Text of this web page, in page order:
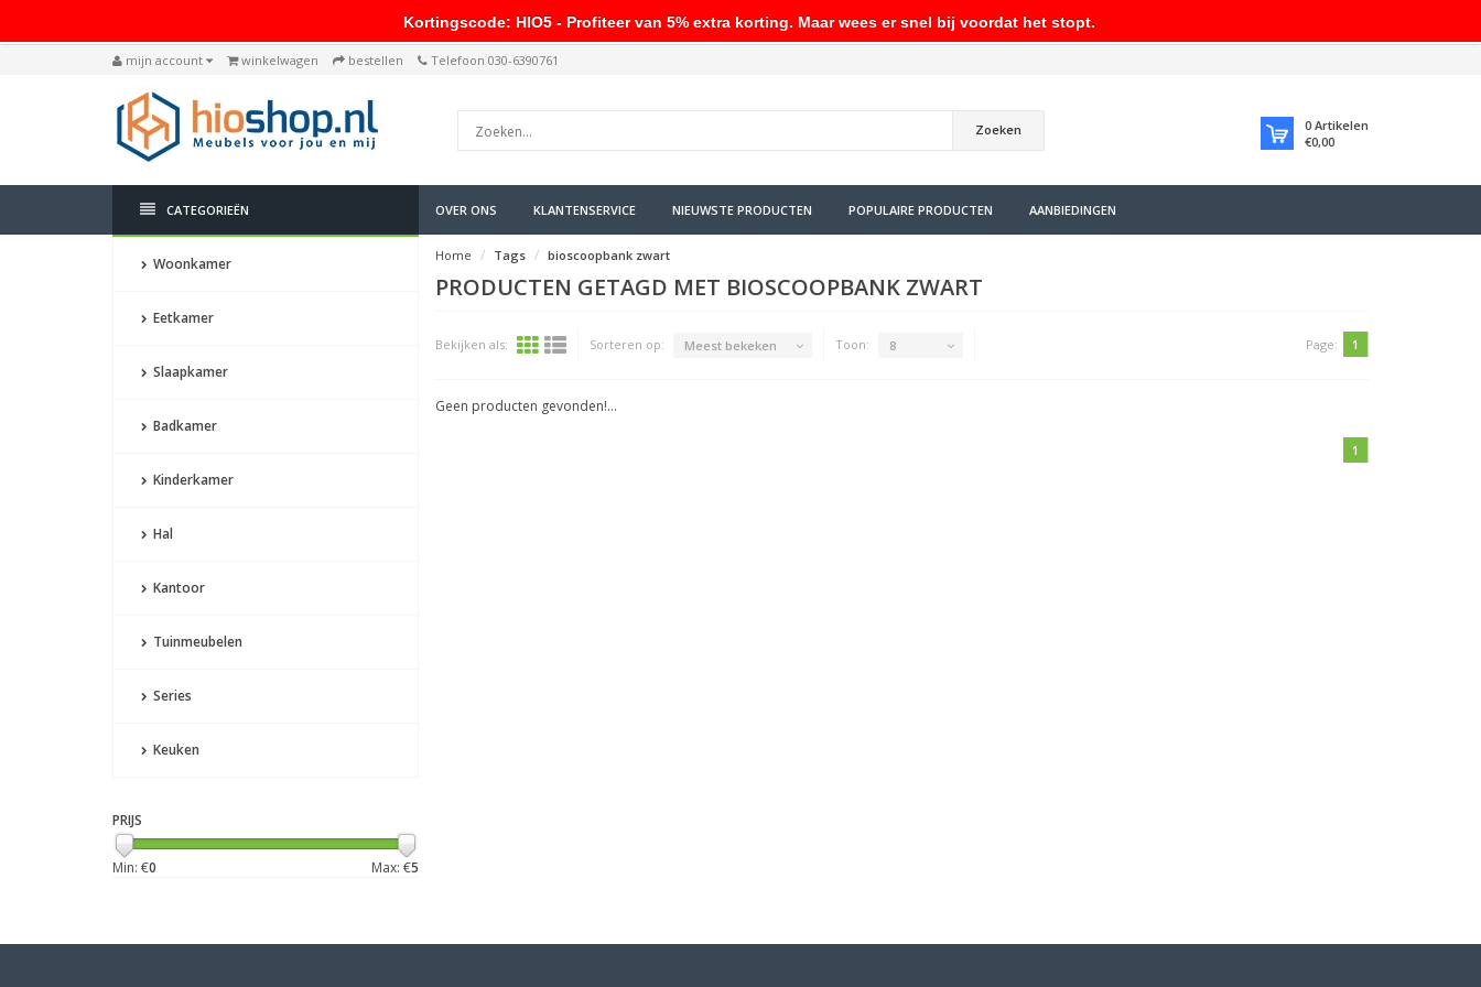
mijn account winkelwagen bestellen Telefoon 030-6390761
Zoeken 0 Artikelen
€0,00
CATEGORIEËN OVER ONS KLANTENSERVICE NIEUWSTE PRODUCTEN POPULAIRE PRODUCTEN AANBIEDINGEN
Woonkamer
Eetkamer
Slaapkamer
Badkamer
Kinderkamer
Hal
Kantoor
Tuinmeubelen
Series
Keuken
PRIJS
Min: €0 Max: €5
Home Tags bioscoopbank zwart
PRODUCTEN GETAGD MET BIOSCOOPBANK ZWART
Bekijken als: Sorteren op: Meest bekeken Toon: 8 Page: 1
Geen producten gevonden!...
1
Kortingscode: HIO5 - Profiteer van 5% extra korting. Maar wees er snel bij voordat het stopt.